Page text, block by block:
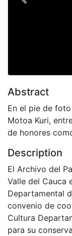
Previous
Abstract
En el pie de
Motoa Kuri,
de honores
Description
El Archivo del
Valle del Cauca
Departamental
convenio de
Cultura
para su